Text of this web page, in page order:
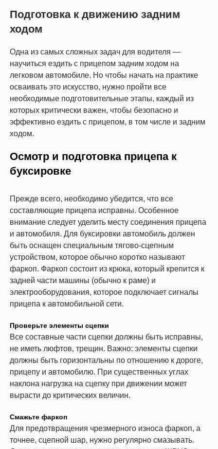
Подготовка к движению задним
ходом
Одна из самых сложных задач для водителя —
научиться ездить с прицепом задним ходом на
легковом автомобиле. Но чтобы начать на практике
осваивать это искусство, нужно пройти все
необходимые подготовительные этапы, каждый из
которых критически важен, чтобы безопасно и
эффективно ездить с прицепом, в том числе и задним
ходом.
Осмотр и подготовка прицепа к
буксировке
Прежде всего, необходимо убедится, что все
составляющие прицепа исправны. Особенное
внимание следует уделить месту соединения прицепа
и автомобиля. Для буксировки автомобиль должен
быть оснащен специальным тягово-сцепным
устройством, которое обычно коротко называют
фаркоп. Фаркоп состоит из крюка, который крепится к
задней части машины (обычно к раме) и
электрооборудования, которое подключает сигналы
прицепа к автомобильной сети.
Проверьте элементы сцепки
Все составные части сцепки должны быть исправны,
не иметь люфтов, трещин. Важно: элементы сцепки
должны быть горизонтальны по отношению к дороге,
прицепу и автомобилю. При существенных углах
наклона нагрузка на сцепку при движении может
вырасти до критических величин.
Смажьте фаркоп
Для предотвращения чрезмерного износа фаркоп, а
точнее, сцепной шар, нужно регулярно смазывать.